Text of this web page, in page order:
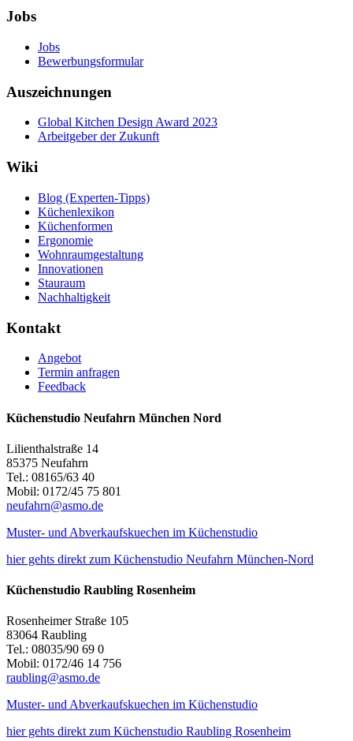
Jobs
Jobs
Bewerbungsformular
Auszeichnungen
Global Kitchen Design Award 2023
Arbeitgeber der Zukunft
Wiki
Blog (Experten-Tipps)
Küchenlexikon
Küchenformen
Ergonomie
Wohnraumgestaltung
Innovationen
Stauraum
Nachhaltigkeit
Kontakt
Angebot
Termin anfragen
Feedback
Küchenstudio Neufahrn München Nord
Lilienthalstraße 14
85375 Neufahrn
Tel.: 08165/63 40
Mobil: 0172/45 75 801
neufahrn@asmo.de
Muster- und Abverkaufskuechen im Küchenstudio
hier gehts direkt zum Küchenstudio Neufahrn München-Nord
Küchenstudio Raubling Rosenheim
Rosenheimer Straße 105
83064 Raubling
Tel.: 08035/90 69 0
Mobil: 0172/46 14 756
raubling@asmo.de
Muster- und Abverkaufskuechen im Küchenstudio
hier gehts direkt zum Küchenstudio Raubling Rosenheim